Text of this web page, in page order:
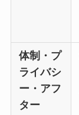
体制・プ
ライバシ
ー・アフ
ター